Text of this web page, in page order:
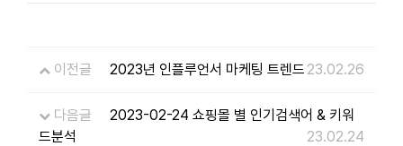
이전글 2023년 인플루언서 마케팅 트렌드 23.02.26
다음글
2023-02-24 쇼핑몰 별 인기검색어 & 키워
드분석
23.02.24